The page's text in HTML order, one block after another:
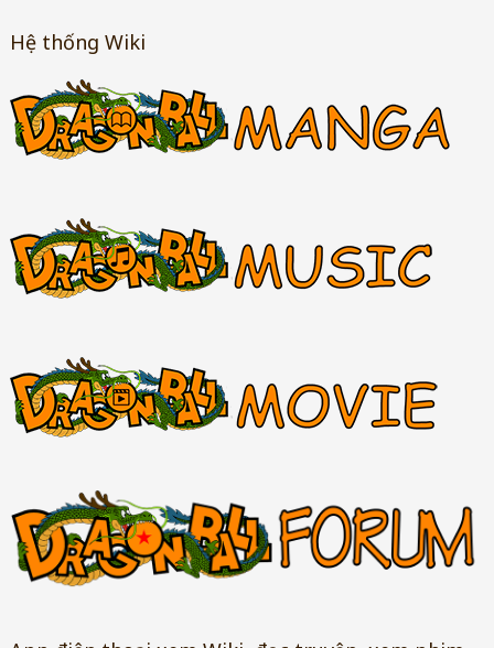
Hệ thống Wiki